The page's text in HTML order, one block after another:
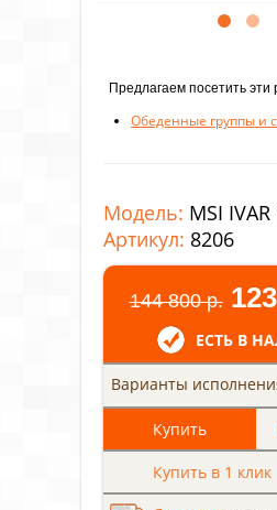
Предлагаем посетить эти
Обеденные группы и
Модель: MSI
Артикул: 8206
144 800 р.
ЕСТЬ В
Варианты
Купить в 1 клик